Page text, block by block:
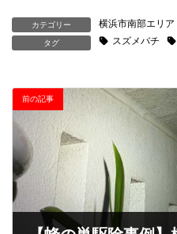
カテゴリー 横浜市南部エリア
タグ スズメバチ
前の記事